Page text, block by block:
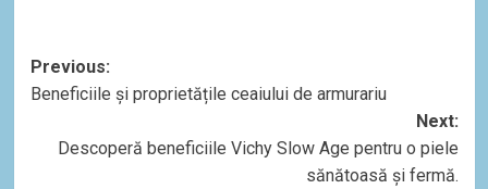
Post
navigation
Previous:
Beneficiile și proprietățile ceaiului de armurariu
Next:
Descoperă beneficiile Vichy Slow Age pentru o piele
sănătoasă și fermă.